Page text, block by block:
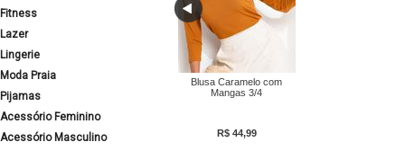
Fitness
Lazer
Lingerie
Moda Praia
Pijamas
Acessório Feminino
Acessório Masculino
Blusa Caramelo com
Mangas 3/4
R$ 44,99